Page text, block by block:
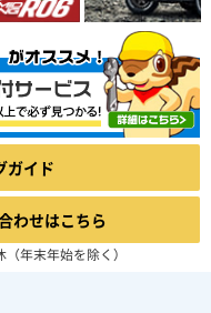
ガイド
わせはこちら
年末年始を除く）